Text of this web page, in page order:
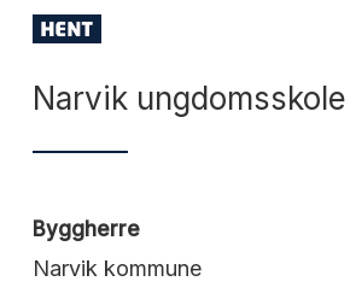
Skip
main
contentNarvik ungdomsskole
Byggherre
Narvik kommune